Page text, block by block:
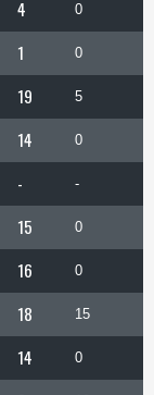
4 0
1 0
19 5
14 0
- -
15 0
16 0
18 15
14 0